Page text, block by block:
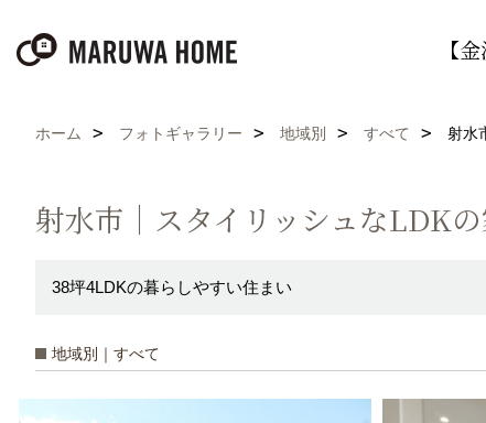
【
ホーム フォトギャラリー 地域別 すべて 射水
射水市｜スタイリッシュなLDK
38坪4LDKの暮らしやすい住まい
地域別｜すべて